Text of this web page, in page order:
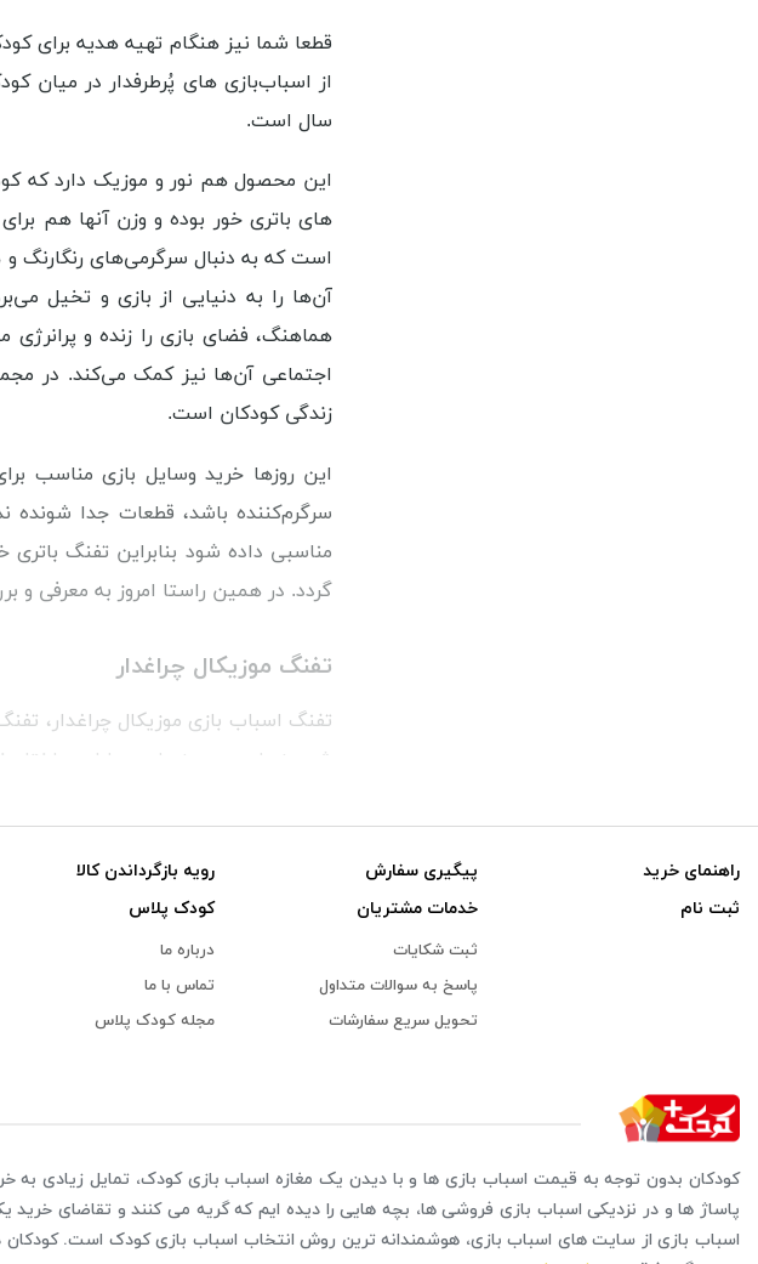
قطعا شما نیز هنگام تهیه هدیه برای
از اسباب‌بازی‌ های پُرطرفدار در میان
سال است.
این محصول هم نور و موزیک دارد که
های باتری خور بوده و وزن آنها هم
است که به دنبال سرگرمی‌های رنگارنگ
آن‌ها را به دنیایی از بازی و تخیل
هماهنگ، فضای بازی را زنده و
اجتماعی آن‌ها نیز کمک می‌کند. در
زندگی کودکان است.
این روزها خرید وسایل بازی مناسب
سرگرم‌کننده باشد، قطعات جدا شونده
مناسبی داده شود بنابراین تفنگ
گردد. در همین راستا امروز به معرفی و
تفنگ موزیکال چراغدار
تفنگ اسباب بازی موزیکال چراغدار،
شود. زیرا در عین زیبایی، دارای
اگر شما هم همیشه نگران کودک خود
معرفی محصولات بیشتری باشید.
راهنمای خرید پیگیری سفارش رویه بازگرداندن کالا
ثبت نام
خدمات مشتریان
ثبت شکایات
پاسخ به سوالات متداول
تحویل سریع سفارشات
کودک پلاس
درباره ما
تماس با ما
مجله کودک پلاس
کودکان بدون توجه به قیمت اسباب بازی ها و با دیدن یک مغازه اسباب بازی کودک، تمایل زیادی به
پاساژ ها و در نزدیکی اسباب بازی فروشی ها، بچه هایی را دیده ایم که گریه می کنند و تقاضای خرید
اسباب بازی از سایت های اسباب بازی، هوشمندانه ترین روش انتخاب اسباب بازی کودک است.